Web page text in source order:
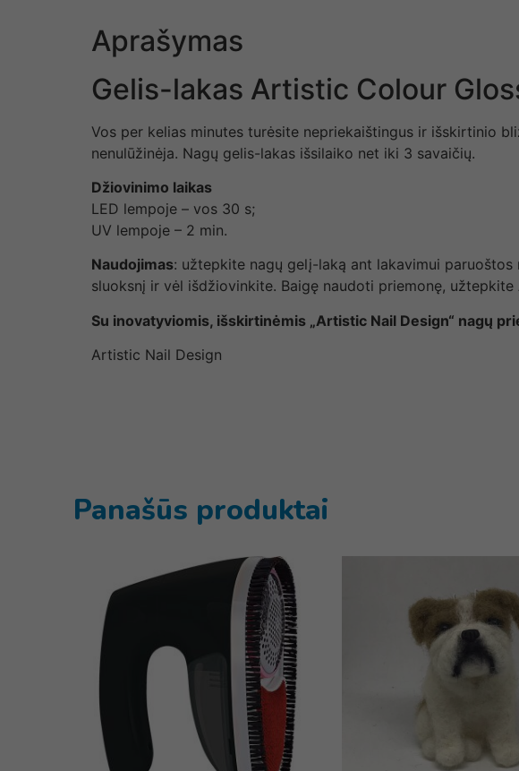
Aprašymas
Gelis-lakas Artistic Colour
Vos per kelias minutes turėsite nepriekaištingus ir išskirtinio
nenulūžinėja. Nagų gelis-lakas išsilaiko net iki 3 savaičių.
Džiovinimo laikas
LED lempoje – vos 30 s;
UV lempoje – 2 min.
Naudojimas: užtepkite nagų gelį-laką ant lakavimui
sluoksnį ir vėl išdžiovinkite. Baigę naudoti priemonę, užtepkite
Su inovatyviomis, išskirtinėmis „Artistic Nail Design“ nagų
Artistic Nail Design
Panašūs produktai